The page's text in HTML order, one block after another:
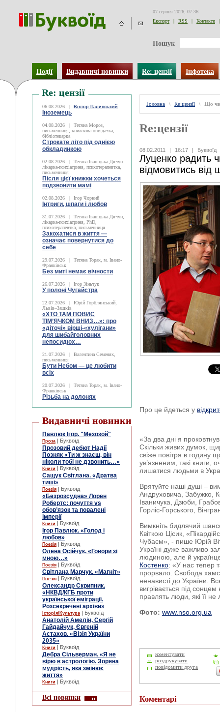
07 серпня 2026, 07:36
Експорт
| RSS | Контакти |
Пошук
Події Видавничі новинки Re: цензії Інфотека
Re: цензії
06.08.2026 | Віктор Палинський
Іноземець
04.08.2026 |
Тетяна Мороз,
письменниця, книжкова оглядачка,
бібліотекарка
Строкате літо під однією
обкладинкою
02.08.2026 |
Тетяна Іваніцька-Дячун
лікарка-психіатриня, психотерапевтка,
письменниця
Після цієї книжки хочеться
подзвонити мамі
02.08.2026 | Ігор Чорний
Інтриги, шпаги і любов
31.07.2026 |
Тетяна Іваніцька-Дячун,
лікарка-психіатриня, PhD,
психотерапевтка, письменниця
Закохатися в життя —
означає повернутися до
себе
29.07.2026 |
Тетяна Торак, м. Івано-
Франківськ
Без миті немає вічности
26.07.2026 | Ігор Зіньчук
У полоні Чугайстра
22.07.2026 |
Юрій Горблянський,
Львів–Зашків
«ХТО ТАМ ПОВИС
ТІМ’ЯЧКОМ ВНИЗ…»: про
«діточі» вірші-«хулігани»
для шибайголовних
непосидюх…
21.07.2026 |
Валентина Семеняк,
письменниця
Бути Небом ― це любити
всіх
20.07.2026 |
Тетяна Торак, м. Івано-
Франківськ
Різьба на долонях
Видавничі новинки
Павлюк Ігор. "Мезозой"
Проза | Буквоїд
Прозовий дебют Надії
Позняк «Ти ж знаєш, він
ніколи тобі не дзвонить…»
Книги | Буквоїд
Сащук Світлана. «Дратва
тиші»
Поезія | Буквоїд
«Безрозсудна» Лорен
Робертс: почуття vs
обов’язок та повалені
імперії
Книги | Буквоїд
Ігор Павлюк. «Голод і
любов»
Поезія | Буквоїд
Олена Осійчук. «Говори зі
мною…»
Поезія | Буквоїд
Світлана Марчук. «Магніт»
Поезія | Буквоїд
Олександр Скрипник.
«НКВД/КГБ проти
української еміграції.
Розсекречені архіви»
Історія/Культура | Буквоїд
Анатолій Амелін, Сергій
Гайдайчук, Євгеній
Астахов. «Візія України
2035»
Книги | Буквоїд
Дебра Сільверман. «Я не
вірю в астрологію. Зоряна
мудрість, яка змінює
життя»
Книги | Буквоїд
Всі новинки
Головна \ Re:цензії \ Що
Re:цензії
08.02.2011 | 16:17 | Буквоїд
Луценко радить
відмовитись від
Про це йдеться у
«За два дні я
Скільки живих думок,
свіже повітря в годину
ув’язненим, такі книги,
лишатися людьми в
Врятуйте наші душі –
Андруховича, Забужко,
Іваничука, Дзюби,
Горліс-Горського,
Вимкніть бидлячий
Квіткою Цісик,
Чубаєм», - пише Юрій
Україні дуже важливо
людиною, але й
Костенко: «У нас тепер
прорвало. Свобода
ненависті до України.
вигрівається під
правлять люди, які її
Фото: www.nso.org.ua
коментувати
роздрукувати
повідомити друга
Коментарі